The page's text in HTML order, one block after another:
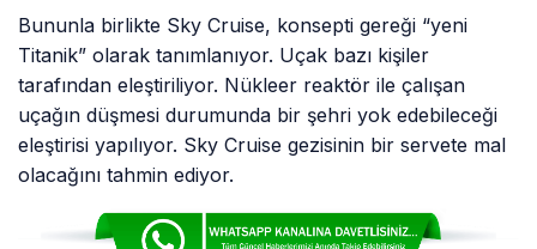
Bununla birlikte Sky Cruise, konsepti gereği “yeni
Titanik” olarak tanımlanıyor. Uçak bazı kişiler
tarafından eleştiriliyor. Nükleer reaktör ile çalışan
uçağın düşmesi durumunda bir şehri yok edebileceği
eleştirisi yapılıyor. Sky Cruise gezisinin bir servete mal
olacağını tahmin ediyor.